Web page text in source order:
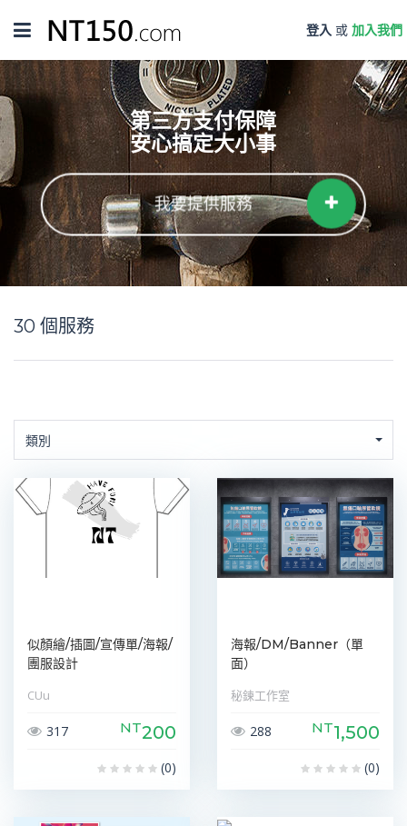
Toggle
navigation
登入 或 加入我們
第三方支付保障
安心搞定大小事
我要提供服務
30 個服務
類別
似顏繪/插圖/宣傳單/海報/
團服設計
CUu
317 NT200
(0)
海報/DM/Banner（單
面）
秘鍊工作室
288 NT1,500
(0)